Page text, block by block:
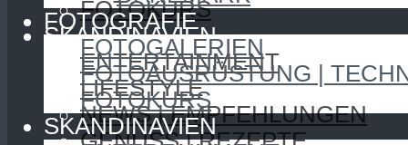
FOTOKURS
SKANDINAVIEN
ENTERTAINMENT
LIFESTYLE
NEWS | EMPFEHLUNGEN
FOTOGRAFIE
FOTOGALERIEN
FOTOAUSRÜSTUNG |
FOTOKURS
SKANDINAVIEN